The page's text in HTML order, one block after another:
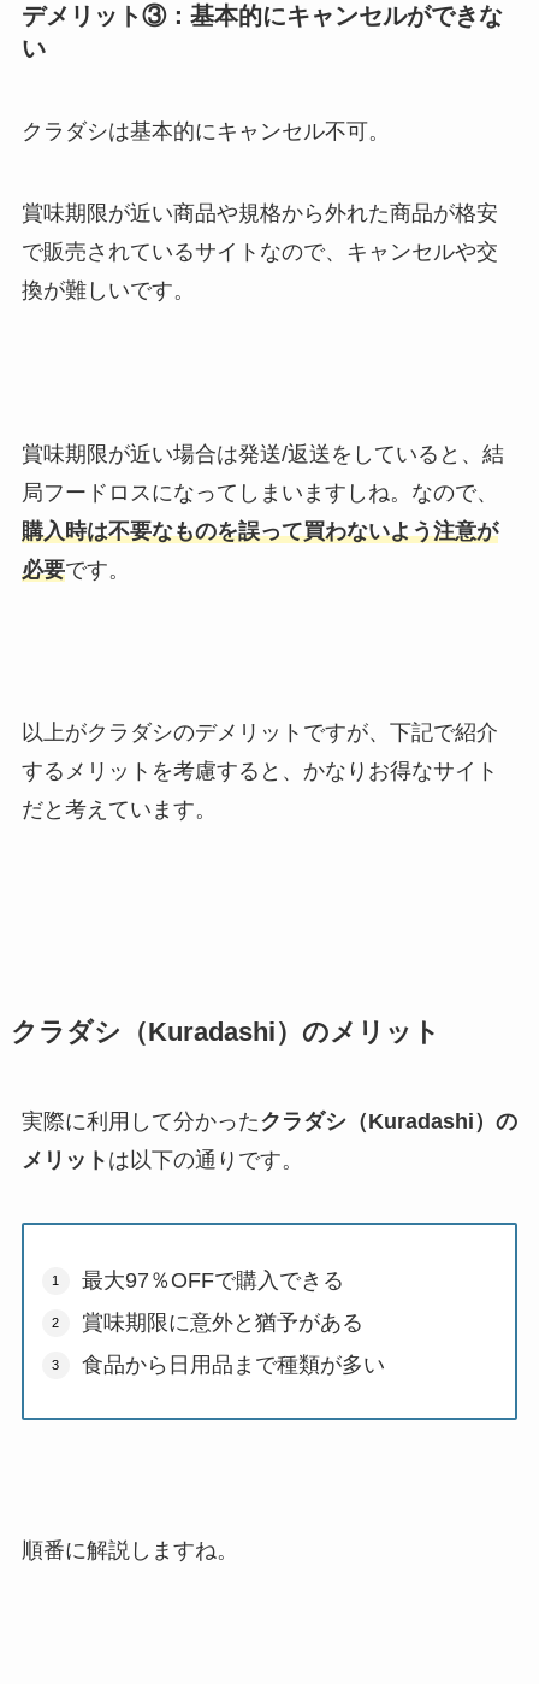
デメリット③：基本的にキャンセルができな
い
クラダシは基本的にキャンセル不可。
賞味期限が近い商品や規格から外れた商品が格安
で販売されているサイトなので、キャンセルや交
換が難しいです。
賞味期限が近い場合は発送/返送をしていると、結
局フードロスになってしまいますしね。なので、
購入時は不要なものを誤って買わないよう注意が
必要です。
以上がクラダシのデメリットですが、下記で紹介
するメリットを考慮すると、かなりお得なサイト
だと考えています。
クラダシ（Kuradashi）のメリット
実際に利用して分かったクラダシ（Kuradashi）の
メリット は以下の通りです。
最大97％OFFで購入できる
賞味期限に意外と猶予がある
食品から日用品まで種類が多い
順番に解説しますね。